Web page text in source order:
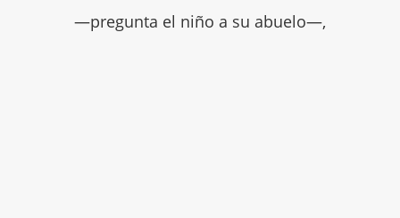
—pregunta el niño a su abuelo—,